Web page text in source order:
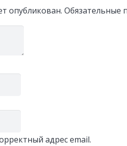
опубликован. Обязательные
адрес email.